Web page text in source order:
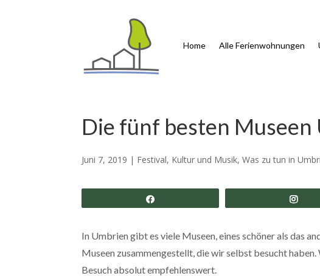
Home Alle Ferienwohnungen
Die fünf besten Museen
Juni 7, 2019 | Festival, Kultur und Musik,Was zu tun in
In Umbrien gibt es viele Museen, eines schöner als das
Museen zusammengestellt, die wir selbst besucht
Besuch absolut empfehlenswert.